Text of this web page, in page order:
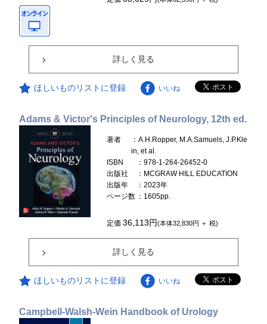
詳しく見る
ほしいものリストに登録 いいね
Adams & Victor's Principles of Neurology, 12th ed.
著者
：A.H.Ropper, M.A.Samuels, J.P.Kle
in, et al.
ISBN
：978-1-264-26452-0
出版社
：MCGRAW HILL EDUCATION
出版年
：2023年
ページ数 ：1605pp.
定価36,113円(本体32,830円 ＋ 税)
詳しく見る
ほしいものリストに登録 いいね
Campbell-Walsh-Wein Handbook of Urology